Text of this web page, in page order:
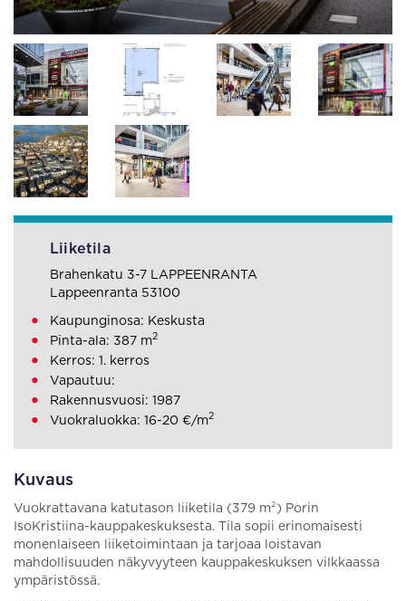
Kuvaus
Vuokrattavana katutason liiketila (379 m²) Porin
IsoKristiina-kauppakeskuksesta. Tila sopii erinomaisesti
monenlaiseen liiketoimintaan ja tarjoaa loistavan
mahdollisuuden näkyvyyteen kauppakeskuksen vilkkaassa
ympäristössä.
Liiketila
Brahenkatu 3-7 LAPPEENRANTA
Lappeenranta 53100
Kaupunginosa: Keskusta
Pinta-ala: 387 m2
Kerros: 1. kerros
Vapautuu:
Rakennusvuosi: 1987
Vuokraluokka: 16-20 €/m2